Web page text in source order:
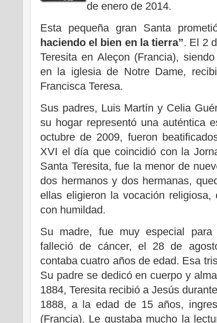
de enero de 2014.
Esta pequeña gran Santa
haciendo el bien en la tierra”. El 2
Teresita en Aleçon (Francia),
en la iglesia de Notre Dame,
Francisca Teresa.
Sus padres, Luis Martín y Celia
su hogar representó una auténtica
octubre de 2009, fueron
XVI el día que coincidió con la
Santa Teresita, fue la menor de
dos hermanos y dos hermanas,
ellas eligieron la vocación
con humildad.
Su madre, fue muy especial para
falleció de cáncer, el 28 de
contaba cuatro años de edad. Esa
Su padre se dedicó en cuerpo y
1884, Teresita recibió a Jesús
1888, a la edad de 15 años,
(Francia). Le gustaba mucho la